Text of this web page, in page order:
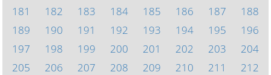
181
182 183 184 185 186 187
188
189
190 191 192 193 194 195
196
197
198 199 200 201 202 203
204
205
206 207 208 209 210 211
212